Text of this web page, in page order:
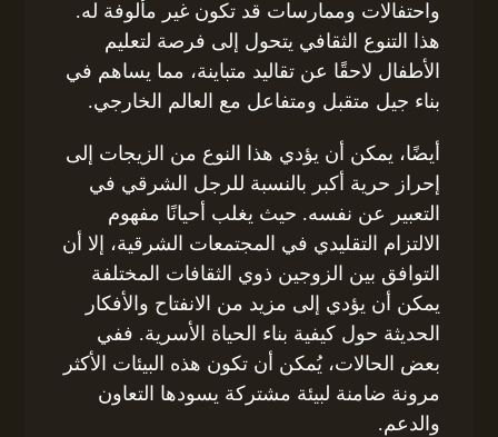
واحتفالات وممارسات قد تكون غير مألوفة له.
هذا التنوع الثقافي يتحول إلى فرصة لتعليم
الأطفال لاحقًا عن تقاليد متباينة، مما يساهم في
بناء جيل متقبل ومتفاعل مع العالم الخارجي.
أيضًا، يمكن أن يؤدي هذا النوع من الزيجات إلى
إحراز حرية أكبر بالنسبة للرجل الشرقي في
التعبير عن نفسه. حيث يغلب أحيانًا مفهوم
الالتزام التقليدي في المجتمعات الشرقية، إلا أن
التوافق بين الزوجين ذوي الثقافات المختلفة
يمكن أن يؤدي إلى مزيد من الانفتاح والأفكار
الحديثة حول كيفية بناء الحياة الأسرية. ففي
بعض الحالات، يُمكن أن تكون هذه البيئات الأكثر
مرونة ضامنة لبيئة مشتركة يسودها التعاون
والدعم.